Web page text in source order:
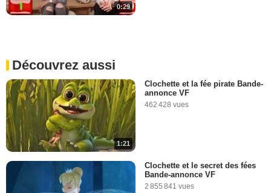
0:29
Découvrez aussi
1:21
Clochette et la fée pirate Bande-
annonce VF
462 428 vues
Clochette et le secret des fées
Bande-annonce VF
2 855 841 vues